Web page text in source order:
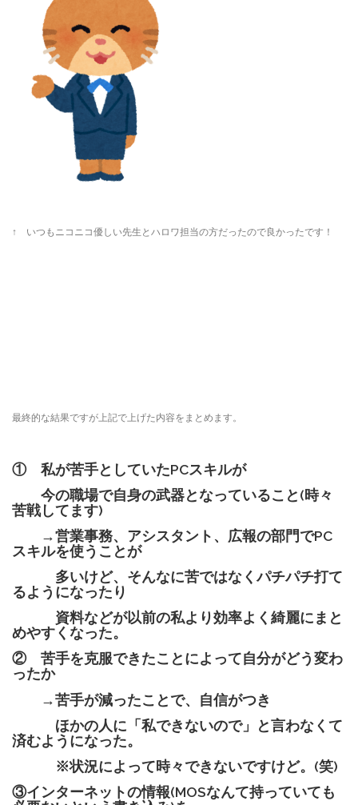
↑ いつもニコニコ優しい先生とハロワ担当の方だったので良かったです！
最終的な結果ですが上記で上げた内容をまとめます。
① 私が苦手としていたPCスキルが
今の職場で自身の武器となっていること(時々
苦戦してます)
→営業事務、アシスタント、広報の部門でPC
スキルを使うことが
多いけど、そんなに苦ではなくパチパチ打て
るようになったり
資料などが以前の私より効率よく綺麗にまと
めやすくなった。
② 苦手を克服できたことによって自分がどう変わ
ったか
→苦手が減ったことで、自信がつき
ほかの人に「私できないので」と言わなくて
済むようになった。
※状況によって時々できないですけど。(笑)
③インターネットの情報(MOSなんて持っていても